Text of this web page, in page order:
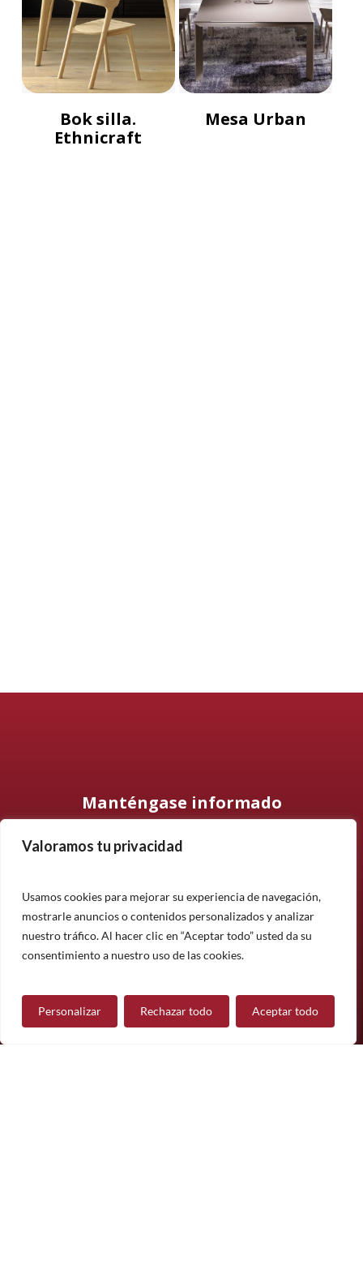
Valoramos tu privacidad
Usamos cookies para mejorar su experiencia de navegación,
mostrarle anuncios o contenidos personalizados y analizar
nuestro tráfico. Al hacer clic en “Aceptar todo” usted da su
consentimiento a nuestro uso de las cookies.
Personalizar Rechazar todo Aceptar todo
Bok silla.
Ethnicraft
Mesa Urban
Manténgase informado
Suscríbase a nuestro boletín informativo y manténgase
noticias.
Suscríbete
¿Tiene alguna pregunta?
Contáctanos